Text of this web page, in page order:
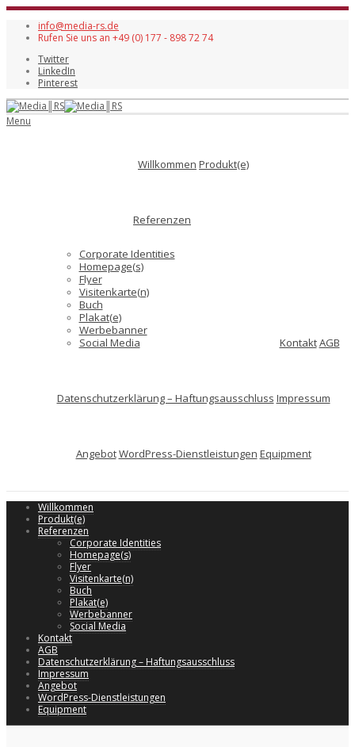
info@media-rs.de
Rufen Sie uns an +49 (0) 177 - 898 72 74
Twitter
LinkedIn
Pinterest
Menu
Willkommen Produkt(e)
Referenzen
Corporate Identities
Homepage(s)
Flyer
Visitenkarte(n)
Buch
Plakat(e)
Werbebanner
Social Media
KontaktAGB
Datenschutzerklärung – Haftungsausschluss Impressum
AngebotWordPress-Dienstleistungen Equipment
Willkommen
Produkt(e)
Referenzen
Corporate Identities
Homepage(s)
Flyer
Visitenkarte(n)
Buch
Plakat(e)
Werbebanner
Social Media
Kontakt
AGB
Datenschutzerklärung – Haftungsausschluss
Impressum
Angebot
WordPress-Dienstleistungen
Equipment